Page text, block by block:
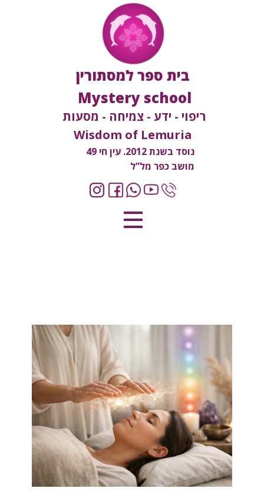
בית ספר למסתורין
Mystery school
ריפוי - ידע - צמיחה - מסעות
Wisdom of Lemuria
נוסד בשנת 2012. עין חי 49
מושב כפר מל”ל